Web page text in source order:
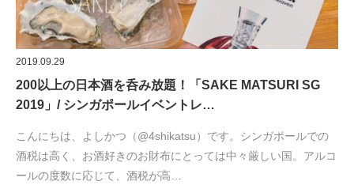
2019.09.29
200以上の日本酒を呑み放題！「SAKE MATSURI SG
2019」/ シンガポールイベントレ…
こんにちは、よしかつ（@4shikatsu）です。シンガポールでの
酒税は高く、お酒好きのお財布にとっては中々厳しい国。アルコ
ールの度数に応じて、酒税が高…